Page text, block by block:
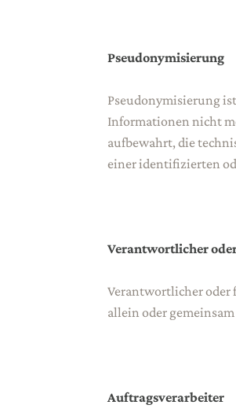
Pseudonymisierung
Pseudonymisierung
Informationen nicht
aufbewahrt, die
einer identifizierten
Verantwortlicher
Verantwortlicher oder
allein oder
Auftragsverarbeiter